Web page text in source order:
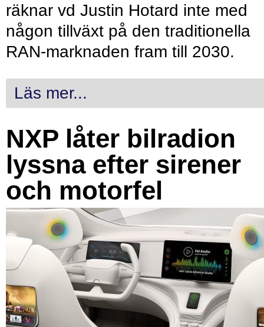
räknar vd Justin Hotard inte med
någon tillväxt på den traditionella
RAN-marknaden fram till 2030.
Läs mer...
NXP låter bilradion
lyssna efter sirener
och motorfel